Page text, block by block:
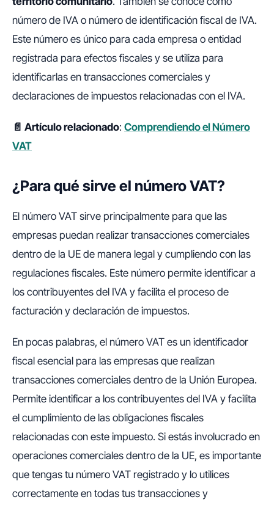
número de IVA o número de identificación fiscal de IVA.
Este número es único para cada empresa o entidad
registrada para efectos fiscales y se utiliza para
identificarlas en transacciones comerciales y
declaraciones de impuestos relacionadas con el IVA.
📄 Artículo relacionado: Comprendiendo el Número
VAT
¿Para qué sirve el número VAT?
El número VAT sirve principalmente para que las
empresas puedan realizar transacciones comerciales
dentro de la UE de manera legal y cumpliendo con las
regulaciones fiscales. Este número permite identificar a
los contribuyentes del IVA y facilita el proceso de
facturación y declaración de impuestos.
En pocas palabras, el número VAT es un identificador
fiscal esencial para las empresas que realizan
transacciones comerciales dentro de la Unión Europea.
Permite identificar a los contribuyentes del IVA y facilita
el cumplimiento de las obligaciones fiscales
relacionadas con este impuesto. Si estás involucrado en
operaciones comerciales dentro de la UE, es importante
que tengas tu número VAT registrado y lo utilices
correctamente en todas tus transacciones y